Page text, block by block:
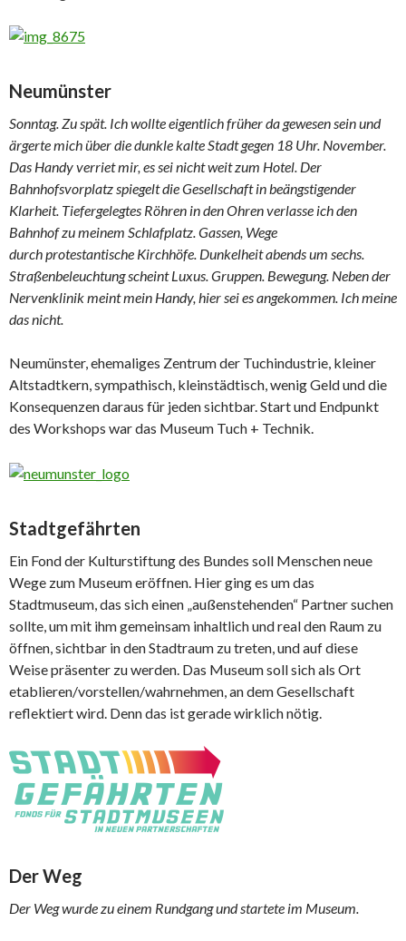
Neumünster
Sonntag. Zu spät. Ich wollte eigentlich früher da gewesen sein und
ärgerte mich über die dunkle kalte Stadt gegen 18 Uhr. November.
Das Handy verriet mir, es sei nicht weit zum Hotel. Der
Bahnhofsvorplatz spiegelt die Gesellschaft in beängstigender
Klarheit. Tiefergelegtes Röhren in den Ohren verlasse ich den
Bahnhof zu meinem Schlafplatz. Gassen, Wege
durch protestantische Kirchhöfe. Dunkelheit abends um sechs.
Straßenbeleuchtung scheint Luxus. Gruppen. Bewegung. Neben der
Nervenklinik meint mein Handy, hier sei es angekommen. Ich meine
das nicht.
Neumünster, ehemaliges Zentrum der Tuchindustrie, kleiner
Altstadtkern, sympathisch, kleinstädtisch, wenig Geld und die
Konsequenzen daraus für jeden sichtbar. Start und Endpunkt
des Workshops war das Museum Tuch + Technik.
Stadtgefährten
Ein Fond der Kulturstiftung des Bundes soll Menschen neue
Wege zum Museum eröffnen. Hier ging es um das
Stadtmuseum, das sich einen „außenstehenden“ Partner suchen
sollte, um mit ihm gemeinsam inhaltlich und real den Raum zu
öffnen, sichtbar in den Stadtraum zu treten, und auf diese
Weise präsenter zu werden. Das Museum soll sich als Ort
etablieren/vorstellen/wahrnehmen, an dem Gesellschaft
reflektiert wird. Denn das ist gerade wirklich nötig.
Der Weg
Der Weg wurde zu einem Rundgang und startete im Museum.